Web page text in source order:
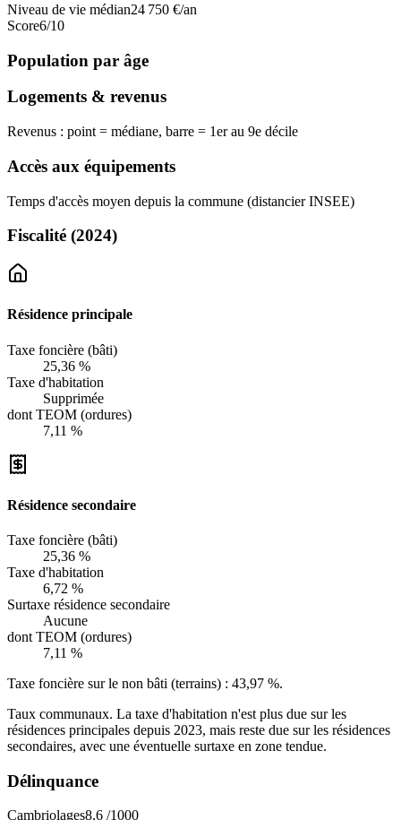
Niveau de vie médian24 750 €/an
Score6/10
Population par âge
Logements & revenus
Revenus : point = médiane, barre = 1er au 9e décile
Accès aux équipements
Temps d'accès moyen depuis la commune (distancier INSEE)
Fiscalité (2024)
Résidence principale
Taxe foncière (bâti)
25,36 %
Taxe d'habitation
Supprimée
dont TEOM (ordures)
7,11 %
Résidence secondaire
Taxe foncière (bâti)
25,36 %
Taxe d'habitation
6,72 %
Surtaxe résidence secondaire
Aucune
dont TEOM (ordures)
7,11 %
Taxe foncière sur le non bâti (terrains) : 43,97 %.
Taux communaux. La taxe d'habitation n'est plus due sur les
résidences principales depuis 2023, mais reste due sur les résidences
secondaires, avec une éventuelle surtaxe en zone tendue.
Délinquance
Cambriolages8,6 /1000